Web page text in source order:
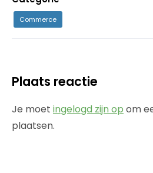
Commerce
Plaats reactie
Je moet ingelogd zijn op om
plaatsen.